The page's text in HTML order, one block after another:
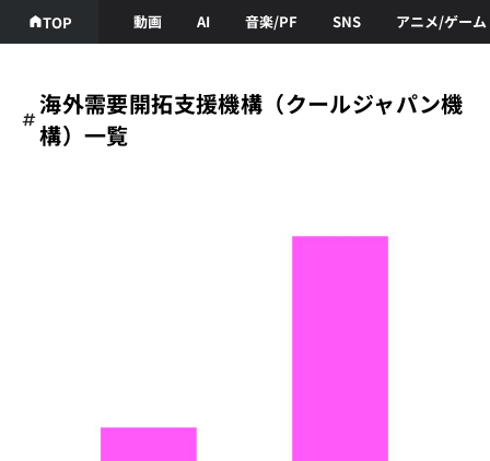
TOP 動画 AI 音楽/PF SNS アニメ/ゲーム
海外需要開拓支援機構（クールジャパン機
構）一覧